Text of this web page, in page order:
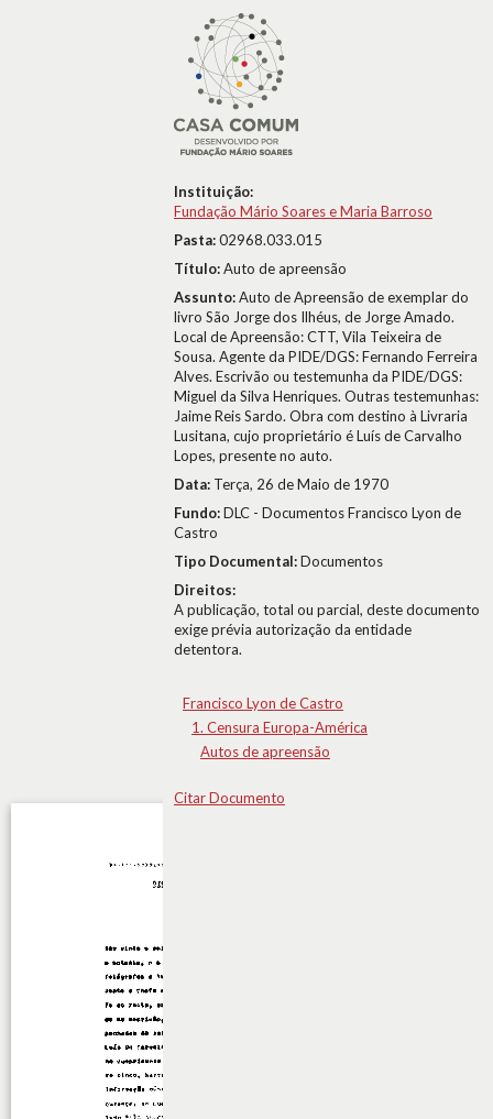
Instituição:
Fundação Mário Soares e Maria Barroso
Pasta:02968.033.015
Título:Auto de apreensão
Assunto:Auto de Apreensão de exemplar do
livro São Jorge dos Ilhéus, de Jorge Amado.
Local de Apreensão: CTT, Vila Teixeira de
Sousa. Agente da PIDE/DGS: Fernando Ferreira
Alves. Escrivão ou testemunha da PIDE/DGS:
Miguel da Silva Henriques. Outras testemunhas:
Jaime Reis Sardo. Obra com destino à Livraria
Lusitana, cujo proprietário é Luís de Carvalho
Lopes, presente no auto.
Data: Terça, 26 de Maio de 1970
Fundo:DLC - Documentos Francisco Lyon de
Castro
Tipo Documental:Documentos
Direitos:
A publicação, total ou parcial, deste documento
exige prévia autorização da entidade
detentora.
Francisco Lyon de Castro
1. Censura Europa-América
Autos de apreensão
Citar Documento